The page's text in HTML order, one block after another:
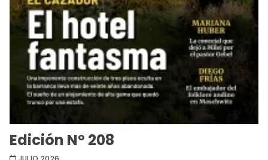
Edición Nº 208